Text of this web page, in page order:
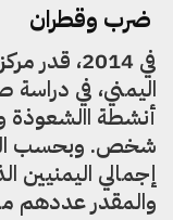
ضرب وقطران
في 2014،
اليمني، في
إجمالي
والمقدر عددهم ما بين 250 ألفًا